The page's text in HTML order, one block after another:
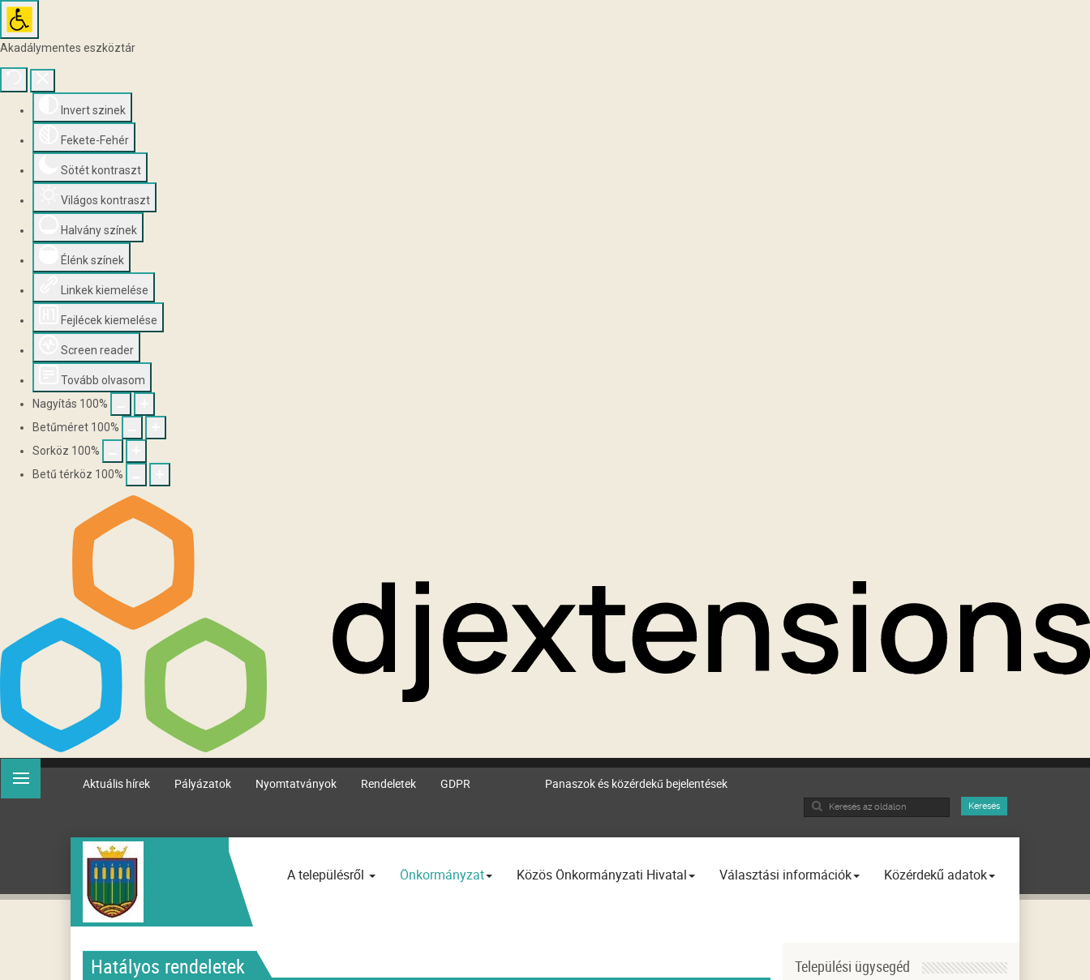
Akadálymentes eszköztár
Invert szinek
Fekete-Fehér
Sötét kontraszt
Világos kontraszt
Halvány színek
Élénk színek
Linkek kiemelése
Fejlécek kiemelése
Screen reader
Tovább olvasom
Nagyítás 100%
Betűméret 100%
Sorköz 100%
Betű térköz 100%
Aktuális hírek Pályázatok Nyomtatványok Rendeletek GDPR Panaszok és közérdekű bejelentések
Search
Keresés
A településről Önkormányzat Közös Önkormányzati Hivatal Választási információk Közérdekű adatok
Hatályos rendeletek Települési ügysegéd